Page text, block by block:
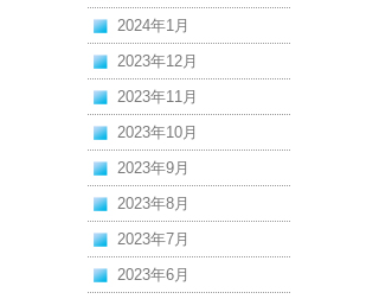
2024年1月
2023年12月
2023年11月
2023年10月
2023年9月
2023年8月
2023年7月
2023年6月